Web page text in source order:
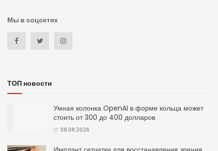
Мы в соцсетях
ТОП новости
Умная колонка OpenAI в форме кольца может
стоить от 300 до 400 долларов
08.08.2026